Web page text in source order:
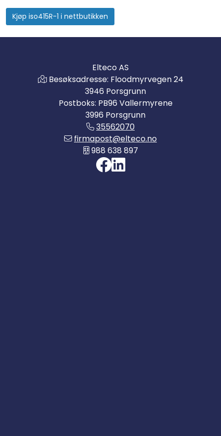
Kjøp iso415R-1 i nettbutikken
Elteco AS
Besøksadresse: Floodmyrvegen 24
3946 Porsgrunn
Postboks: PB96 Vallermyrene
3996 Porsgrunn
35562070
firmapost@elteco.no
988 638 897